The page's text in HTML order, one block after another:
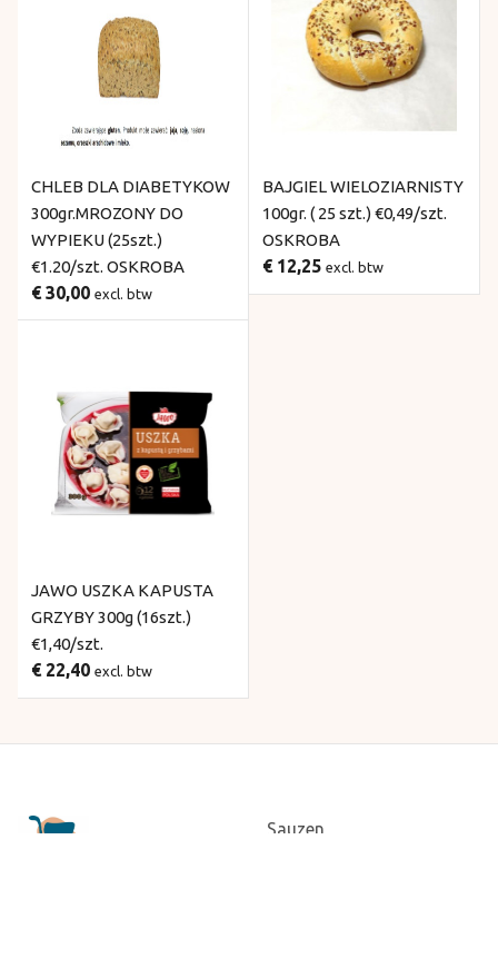
CHLEB DLA DIABETYKOW
300gr.MROZONY DO
WYPIEKU (25szt.)
€1.20/szt. OSKROBA
€ 30,00 excl. btw
BAJGIEL WIELOZIARNISTY
100gr. ( 25 szt.) €0,49/szt.
OSKROBA
€ 12,25 excl. btw
JAWO USZKA KAPUSTA
GRZYBY 300g (16szt.)
€1,40/szt.
€ 22,40 excl. btw
Sauzen